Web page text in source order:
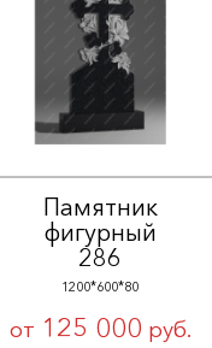
Памятник
фигурный
286
1200*600*80
от 125 000 руб.